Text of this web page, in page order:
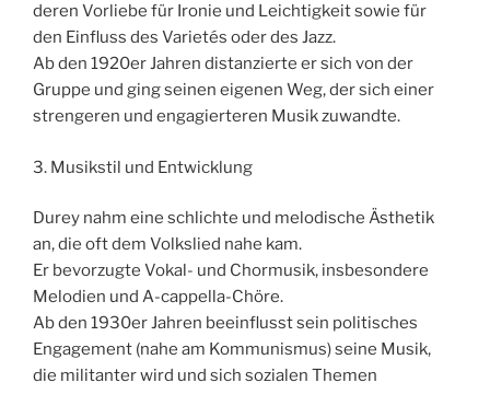
deren Vorliebe für Ironie und Leichtigkeit sowie für
den Einfluss des Varietés oder des Jazz.
Ab den 1920er Jahren distanzierte er sich von der
Gruppe und ging seinen eigenen Weg, der sich einer
strengeren und engagierteren Musik zuwandte.
3. Musikstil und Entwicklung
Durey nahm eine schlichte und melodische Ästhetik
an, die oft dem Volkslied nahe kam.
Er bevorzugte Vokal- und Chormusik, insbesondere
Melodien und A-cappella-Chöre.
Ab den 1930er Jahren beeinflusst sein politisches
Engagement (nahe am Kommunismus) seine Musik,
die militanter wird und sich sozialen Themen